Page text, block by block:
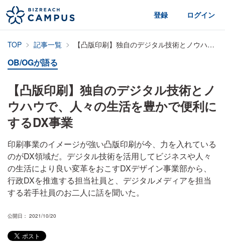
登録 ログイン
TOP 記事一覧 【凸版印刷】独自のデジタル技術とノウハウで、人々の生活を豊かで便利にするDX事業
OB/OGが語る
【凸版印刷】独自のデジタル技術とノ
ウハウで、人々の生活を豊かで便利に
するDX事業
印刷事業のイメージが強い凸版印刷が今、力を入れている
のがDX領域だ。デジタル技術を活用してビジネスや人々
の生活により良い変革をおこすDXデザイン事業部から、
行政DXを推進する担当社員と、デジタルメディアを担当
する若手社員のお二人に話を聞いた。
公開日： 2021/10/20